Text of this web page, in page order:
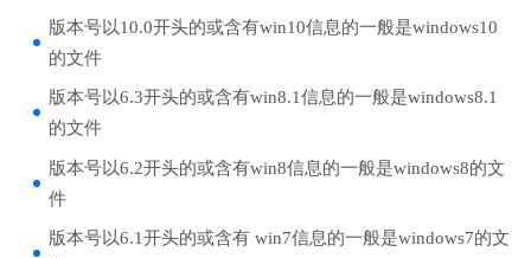
版本号以10.0开头的或含有win10信息的一般是windows10
的文件
版本号以6.3开头的或含有win8.1信息的一般是windows8.1
的文件
版本号以6.2开头的或含有win8信息的一般是windows8的文
件
版本号以6.1开头的或含有 win7信息的一般是windows7的文